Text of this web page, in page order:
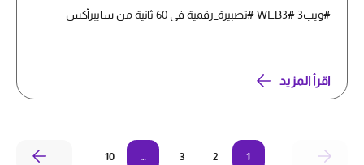
#ويب3 #WEB3 #تصبيرة_رقمية في 60 ثانية من سايبرأكس
اقرأ المزيد
1
2
3
…
10